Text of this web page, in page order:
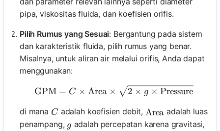
pipa, viskositas fluida, dan koefisien orifis.
Pilih Rumus yang Sesuai: Bergantung pada sistem
dan karakteristik fluida, pilih rumus yang benar.
Misalnya, untuk aliran air melalui orifis, Anda dapat
menggunakan:
\text{GPM} = C \times
GPM = C × Area × 2 × g × Pressure
di mana C
Cadalah koefisien debit, \text{Area}
Area adalah luas
penampang, g
g adalah percepatan karena gravitasi,